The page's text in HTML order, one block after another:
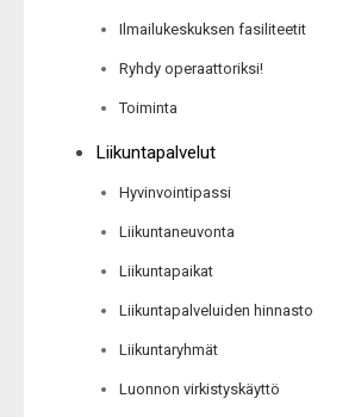
Ilmailukeskuksen fasiliteetit
Ryhdy operaattoriksi!
Toiminta
Liikuntapalvelut
Hyvinvointipassi
Liikuntaneuvonta
Liikuntapaikat
Liikuntapalveluiden hinnasto
Liikuntaryhmät
Luonnon virkistyskäyttö